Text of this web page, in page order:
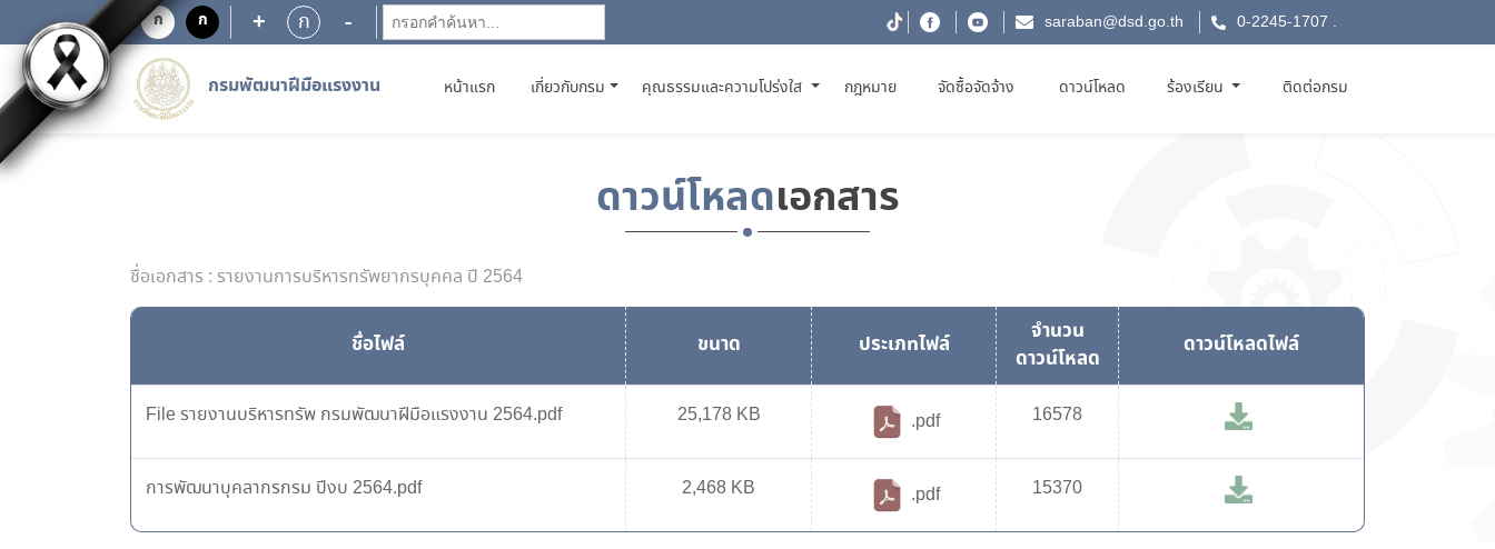
ก ก + ก - saraban@dsd.go.th 0-2245-1707 .
กรมพัฒนาฝีมือแรงงาน หน้าแรก(CURRENT)
เกี่ยวกับกรม คุณธรรมและความโปร่งใส กฎหมาย จัดซื้อจัดจ้าง ดาวน์โหลด ร้องเรียน ติดต่อกรม
ดาวน์โหลดเอกสาร
ชื่อเอกสาร : รายงานการบริหารทรัพยากรบุคคล ปี 2564
ชื่อไฟล์ ขนาด ประเภทไฟล์
จำนวน
ดาวน์โหลด
ดาวน์โหลดไฟล์
File รายงานบริหารทรัพ กรมพัฒนาฝีมือแรงงาน 2564.pdf 25,178 KB .pdf 16578
การพัฒนาบุคลากรกรม ปีงบ 2564.pdf 2,468 KB .pdf 15370